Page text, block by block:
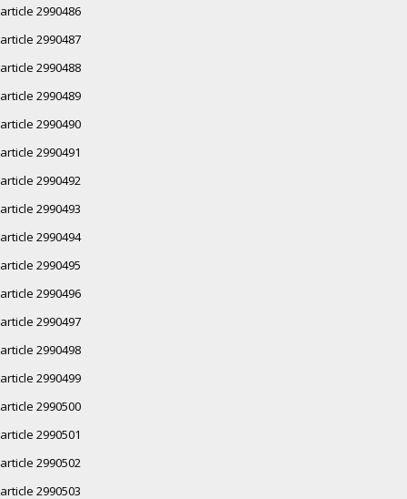
article 2990486
article 2990487
article 2990488
article 2990489
article 2990490
article 2990491
article 2990492
article 2990493
article 2990494
article 2990495
article 2990496
article 2990497
article 2990498
article 2990499
article 2990500
article 2990501
article 2990502
article 2990503